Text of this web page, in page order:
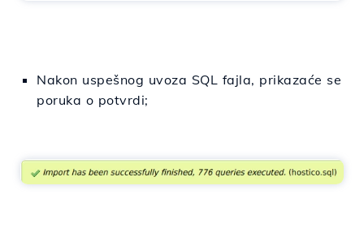
Nakon uspešnog uvoza SQL fajla, prikazaće se
poruka o potvrdi;